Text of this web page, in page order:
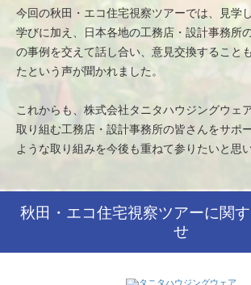
今回の秋田・エコ住宅視察ツアーでは、見学
学びに加え、日本各地の工務店・設計事務所
の事例を交えて話し合い、意見交換すること
たという声が聞かれました。
これからも、株式会社タニタハウジングウェ
取り組む工務店・設計事務所の皆さんをサポ
ような取り組みを今後も重ねて参りたいと思い
秋田・エコ住宅視察ツアーに関
せ